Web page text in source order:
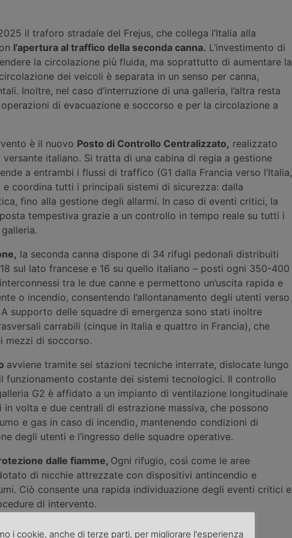
il traforo stradale del Frejus, che collega l’Italia alla
l’apertura al traffico della seconda canna. L’investimento di
la circolazione più fluida, ma soprattutto di aumentare la
dei veicoli è separata in un senso per canna,
Inoltre, nel caso d’interruzione di una galleria, l’altra resta
di evacuazione e soccorso e per la circolazione a
è il nuovo Posto di Controllo Centralizzato, realizzato
versante italiano. Si tratta di una cabina di regia a gestione
a entrambi i flussi di traffico (G1 dalla Francia verso l’Italia,
coordina tutti i principali sistemi di sicurezza: dalla
fino alla gestione degli allarmi. In caso di eventi critici, la
tempestiva grazie a un controllo in tempo reale su tutti i
la seconda canna dispone di 34 rifugi pedonali distribuiti
sul lato francese e 16 su quello italiano – posti ogni 350-400
tra le due canne e permettono un’uscita rapida e
o incendio, consentendo l’allontanamento degli utenti verso
supporto delle squadre di emergenza sono stati inoltre
carrabili (cinque in Italia e quattro in Francia), che
mezzi di soccorso.
avviene tramite sei stazioni tecniche interrate, dislocate lungo
funzionamento costante dei sistemi tecnologici. Il controllo
G2 è affidato a un impianto di ventilazione longitudinale
volta e due centrali di estrazione massiva, che possono
e gas in caso di incendio, mantenendo condizioni di
degli utenti e l’ingresso delle squadre operative.
dalle fiamme, Ogni rifugio, così come le aree
di nicchie attrezzate con dispositivi antincendio e
Ciò consente una rapida individuazione degli eventi critici e
di intervento.
i cookie, anche di terze parti, per migliorare l'esperienza